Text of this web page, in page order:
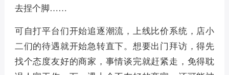
去捏个脚……
可自打平台们开始追逐潮流，上线比价系统，店小
二们的待遇就开始急转直下。想要出门拜访，得先
找个态度友好的商家，事情谈完就赶紧走，免得耽